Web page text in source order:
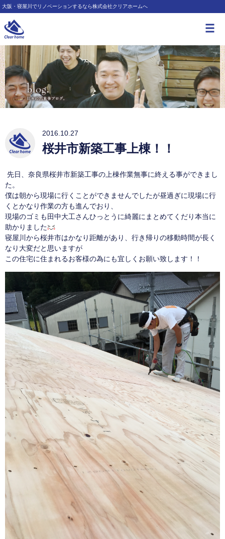
大阪・寝屋川でリノベーションするなら株式会社クリアホームへ
2016.10.27
桜井市新築工事上棟！！
先日、奈良県桜井市新築工事の上棟作業無事に終える事ができまし
た。
僕は朝から現場に行くことができませんでしたが昼過ぎに現場に行
くとかなり作業の方も進んでおり、
現場のゴミも田中大工さんひっとうに綺麗にまとめてくだり本当に
助かりました
寝屋川から桜井市はかなり距離があり、行き帰りの移動時間が長く
なり大変だと思いますが
この住宅に住まれるお客様の為にも宜しくお願い致します！！